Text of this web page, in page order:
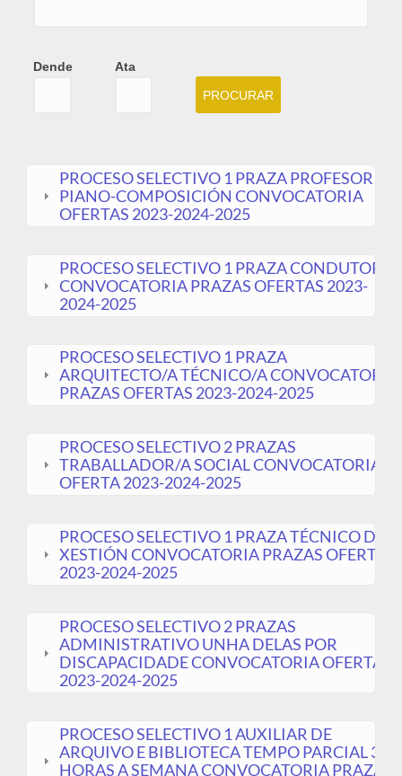
Dende
Ata
PROCESO SELECTIVO 1 PRAZA PROFESOR
PIANO-COMPOSICIÓN CONVOCATORIA
OFERTAS 2023-2024-2025
PROCESO SELECTIVO 1 PRAZA CONDUTOR/A
CONVOCATORIA PRAZAS OFERTAS 2023-
2024-2025
PROCESO SELECTIVO 1 PRAZA
ARQUITECTO/A TÉCNICO/A CONVOCATORIA
PRAZAS OFERTAS 2023-2024-2025
PROCESO SELECTIVO 2 PRAZAS
TRABALLADOR/A SOCIAL CONVOCATORIA
OFERTA 2023-2024-2025
PROCESO SELECTIVO 1 PRAZA TÉCNICO DE
XESTIÓN CONVOCATORIA PRAZAS OFERTAS
2023-2024-2025
PROCESO SELECTIVO 2 PRAZAS
ADMINISTRATIVO UNHA DELAS POR
DISCAPACIDADE CONVOCATORIA OFERTAS
2023-2024-2025
PROCESO SELECTIVO 1 AUXILIAR DE
ARQUIVO E BIBLIOTECA TEMPO PARCIAL 30
HORAS A SEMANA CONVOCATORIA PRAZAS